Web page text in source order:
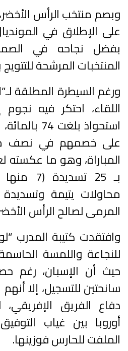
وبصم منتخب الرأس
على الإطلاق في
بفضل نجاحه في
المنتخبات المرشحة
ورغم السيطرة المطلقة
اللقاء، احتكر فيه
استحواذ
على خصمهم في نصف
المباراة، وهو ما عكسته
محاولات يتيمة
المرمى لصالح الرأس
وافتقدت كتيبة المدرب
للنجاعة واللمسة
حيث أن الإسبان، رغم
سانحتين للتسجيل، إلا
دفاع الفريق
أوروبا بين غياب
الملفت للحارس فوزينها.